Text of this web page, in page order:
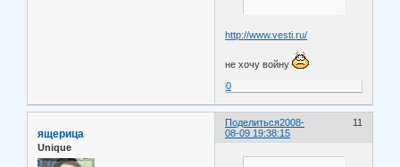
http://www.vesti.ru/
не хочу войну
0
Поделиться 11
2008-
08-09 19:38:15
ящерица
Unique